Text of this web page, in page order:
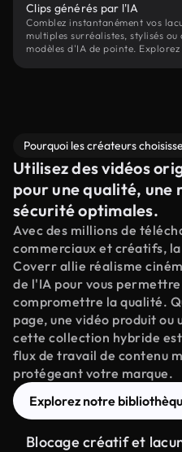
Clips générés par l'IA
Comblez instantanément vos
multiples surréalistes, stylisés
modèles d'IA de pointe.
Pourquoi les créateurs
Utilisez des vidéos
pour une qualité, une
sécurité optimales.
Avec des millions de
commerciaux et créatifs,
Coverr allie réalisme
de l'IA pour vous
compromettre la qualité.
page, une vidéo produit
cette collection hybride
flux de travail de contenu
protégeant votre marque.
Explorez notre
Blocage créatif et